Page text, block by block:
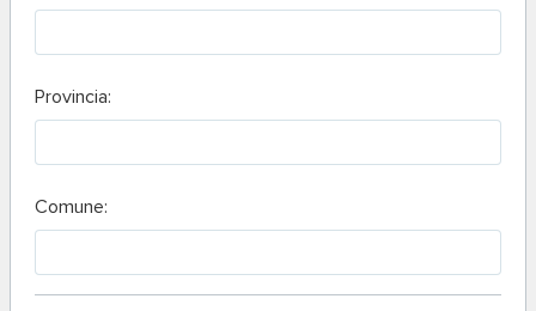
Provincia:
Comune: